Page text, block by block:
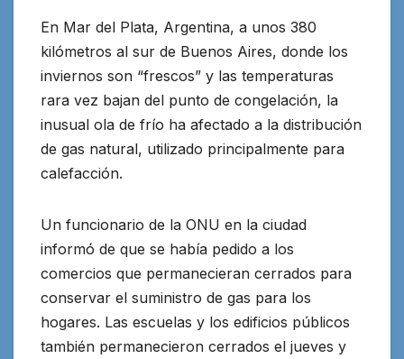
En Mar del Plata, Argentina, a unos 380
kilómetros al sur de Buenos Aires, donde los
inviernos son “frescos” y las temperaturas
rara vez bajan del punto de congelación, la
inusual ola de frío ha afectado a la distribución
de gas natural, utilizado principalmente para
calefacción.
Un funcionario de la ONU en la ciudad
informó de que se había pedido a los
comercios que permanecieran cerrados para
conservar el suministro de gas para los
hogares. Las escuelas y los edificios públicos
también permanecieron cerrados el jueves y